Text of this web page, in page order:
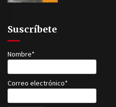
Suscríbete
Nombre*
Correo electrónico*